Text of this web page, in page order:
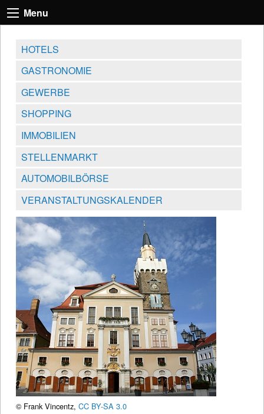
Menu
HOTELS
GASTRONOMIE
GEWERBE
SHOPPING
IMMOBILIEN
STELLENMARKT
AUTOMOBILBÖRSE
VERANSTALTUNGSKALENDER
© Frank Vincentz, CC BY-SA 3.0